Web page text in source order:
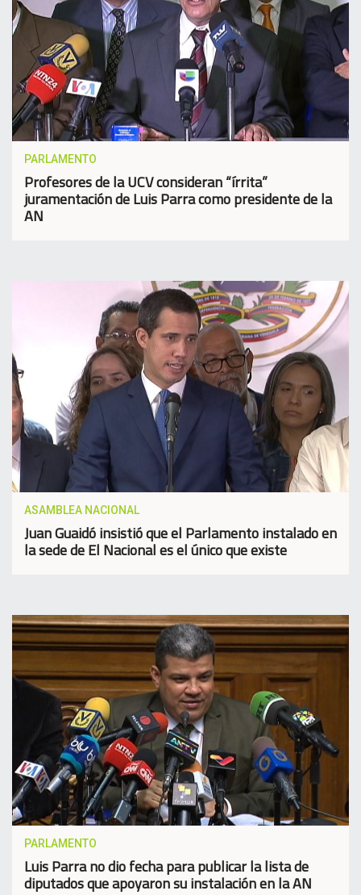
PARLAMENTO
Profesores de la UCV consideran “írrita”
juramentación de Luis Parra como presidente de la
AN
ASAMBLEA NACIONAL
Juan Guaidó insistió que el Parlamento instalado en
la sede de El Nacional es el único que existe
PARLAMENTO
Luis Parra no dio fecha para publicar la lista de
diputados que apoyaron su instalación en la AN